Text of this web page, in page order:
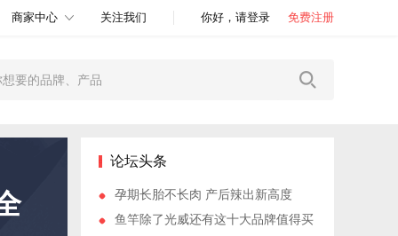
商家中心 关注我们 你好，请登录 免费注册
论坛头条
孕期长胎不长肉 产后辣出新高度
鱼竿除了光威还有这十大品牌值得买